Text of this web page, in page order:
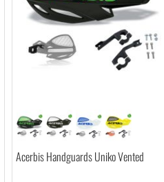
Acerbis Handguards Uniko Vented